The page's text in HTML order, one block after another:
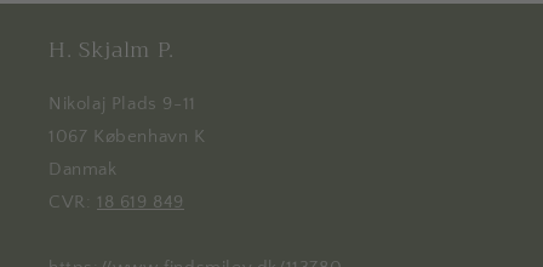
H. Skjalm P.
Nikolaj Plads 9-11
1067 København K
Danmak
CVR: 18 619 849